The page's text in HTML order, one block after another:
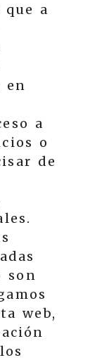
a
en
a
o
de
son
web,